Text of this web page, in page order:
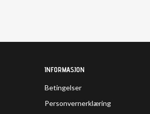
INFORMASJON
Betingelser
Personvernerklæring